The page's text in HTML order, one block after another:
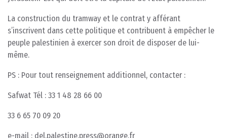
La construction du tramway et le contrat y afférant
s’inscrivent dans cette politique et contribuent à empêcher le
peuple palestinien à exercer son droit de disposer de lui-
même.
PS : Pour tout renseignement additionnel, contacter :
Safwat Tél : 33 1 48 28 66 00
33 6 65 70 09 20
e-mail : del.palestine.press@orange.fr